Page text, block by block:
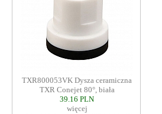
TXR800053VK Dysza ceramiczna
TXR Conejet 80°, biała
39.16 PLN
więcej